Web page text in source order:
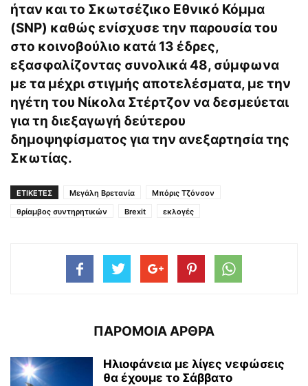
ήταν και το Σκωτσέζικο Εθνικό Κόμμα
(SNP) καθώς ενίσχυσε την παρουσία του
στο κοινοβούλιο κατά 13 έδρες,
εξασφαλίζοντας συνολικά 48, σύμφωνα
με τα μέχρι στιγμής αποτελέσματα, με την
ηγέτη του Νίκολα Στέρτζον να δεσμεύεται
για τη διεξαγωγή δεύτερου
δημοψηφίσματος για την ανεξαρτησία της
Σκωτίας.
ΕΤΙΚΕΤΕΣ Μεγάλη Βρετανία
Μπόρις Τζόνσον
θρίαμβος συντηρητικών
Brexit εκλογές
ΠΑΡΟΜΟΙΑ ΑΡΘΡΑ
Ηλιοφάνεια με λίγες νεφώσεις
θα έχουμε το Σάββατο